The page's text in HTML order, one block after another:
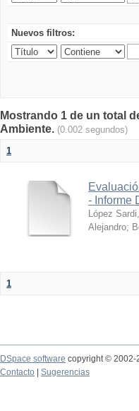
Nuevos filtros:
Mostrando 1 de un total
Ambiente. (0.002 segundos)
1
- Informe
López
Alejandro;
1
DSpace software copyright © 2002-
Contacto
Sugerencias